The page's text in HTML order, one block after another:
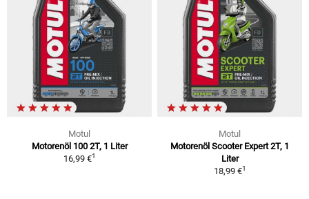
Motul
Motorenöl 100 2T, 1 Liter
16,99 €1
Motul
Motorenöl Scooter Expert 2T, 1
Liter
18,99 €1